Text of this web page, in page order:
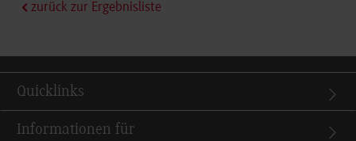
zurück zur Ergebnisliste
Quicklinks
Informationen für